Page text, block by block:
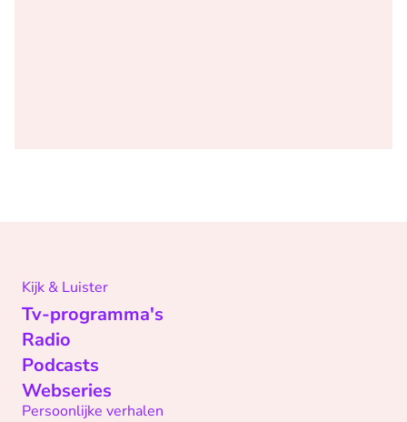
Kijk & Luister
Tv-programma's
Radio
Podcasts
Webseries
Persoonlijke verhalen